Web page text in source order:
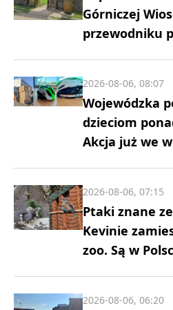
Górniczej
przewodniku
Wojewódzka
dzieciom
Akcja już we
2026-08-06, 08:07
Ptaki znane
Kevinie
zoo. Są w
2026-08-06, 07:15
2026-08-06, 06:20